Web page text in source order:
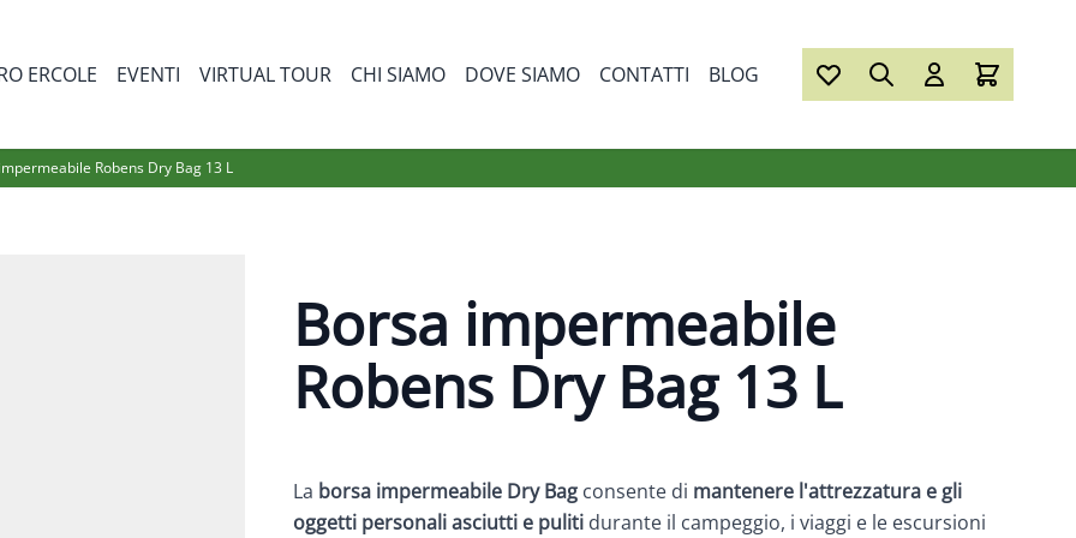
for Prodotti
ERCOLE EVENTI VIRTUAL TOUR CHI SIAMO DOVE SIAMO CONTATTI BLOG
Robens Dry Bag 13 L
Borsa impermeabile
Robens Dry Bag 13 L
La borsa impermeabile Dry Bag consente di mantenere l'attrezzatura e gli
oggetti personali asciutti e puliti durante il campeggio, i viaggi e le escursioni